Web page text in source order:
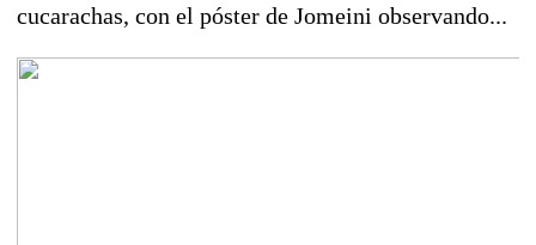
cucarachas, con el póster de Jomeini observando...